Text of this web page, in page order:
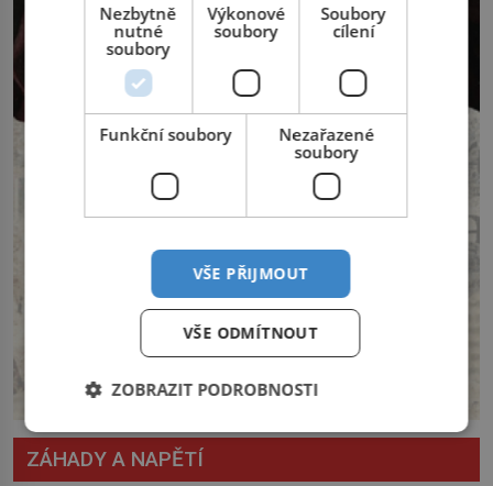
ZÁHADY A NAPĚTÍ
Nezbytně
nutné
soubory
Výkonové
soubory
Soubory
cílení
Funkční soubory
Nezařazené
soubory
VŠE PŘIJMOUT
VŠE ODMÍTNOUT
ZOBRAZIT PODROBNOSTI